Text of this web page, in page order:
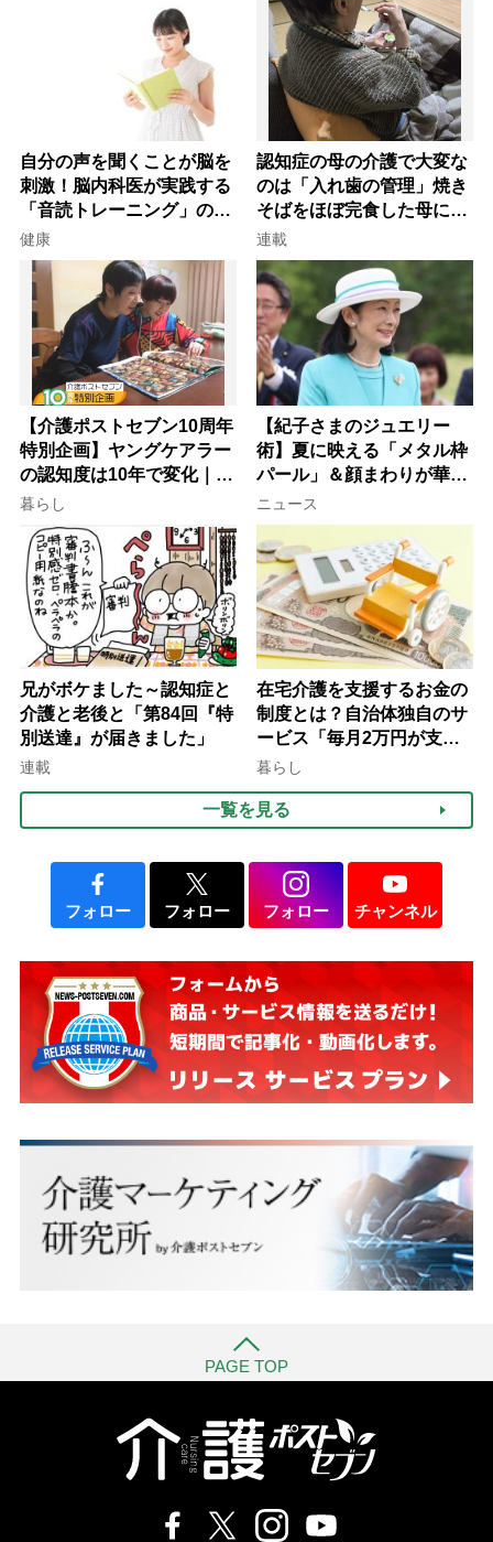
自分の声を聞くことが脳を
刺激！脳内科医が実践する
「音読トレーニング」の極
意
健康
認知症の母の介護で大変な
のは「入れ歯の管理」焼き
そばをほぼ完食した母に息
子が血の気が引いた理由
連載
【介護ポストセブン10周年
特別企画】ヤングケアラー
の認知度は10年で変化｜流
行語大賞にノミネート、法
律にも明記されたが果たし
て現在は？
暮らし
【紀子さまのジュエリー
術】夏に映える「メタル枠
パール」＆顔まわりが華や
ぐ「揺れる一粒」の使い分
け方
ニュース
兄がボケました～認知症と
介護と老後と「第84回『特
別送達』が届きました」
連載
在宅介護を支援するお金の
制度とは？自治体独自のサ
ービス「毎月2万円が支給
される」ケースも【FP解
暮らし
一覧を見る
フォロー フォロー フォロー チャンネル
PAGE TOP